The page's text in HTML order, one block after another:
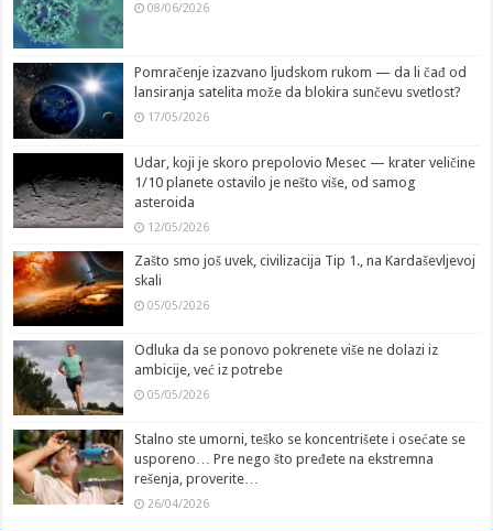
08/06/2026
Pomračenje izazvano ljudskom rukom — da li čađ od
lansiranja satelita može da blokira sunčevu svetlost?
17/05/2026
Udar, koji je skoro prepolovio Mesec — krater veličine
1/10 planete ostavilo je nešto više, od samog
asteroida
12/05/2026
Zašto smo još uvek, civilizacija Tip 1., na Kardaševljevoj
skali
05/05/2026
Odluka da se ponovo pokrenete više ne dolazi iz
ambicije, već iz potrebe
05/05/2026
Stalno ste umorni, teško se koncentrišete i osećate se
usporeno… Pre nego što pređete na ekstremna
rešenja, proverite…
26/04/2026